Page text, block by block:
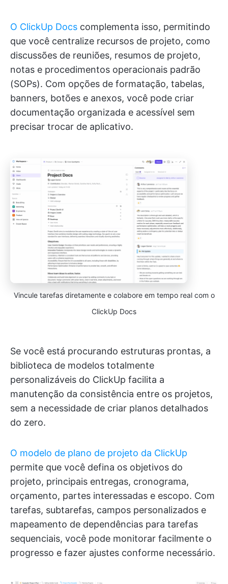
O ClickUp Docs complementa isso, permitindo
que você centralize recursos de projeto, como
discussões de reuniões, resumos de projeto,
notas e procedimentos operacionais padrão
(SOPs). Com opções de formatação, tabelas,
banners, botões e anexos, você pode criar
documentação organizada e acessível sem
precisar trocar de aplicativo.
Vincule tarefas diretamente e colabore em tempo real com o
ClickUp Docs
Se você está procurando estruturas prontas, a
biblioteca de modelos totalmente
personalizáveis do ClickUp facilita a
manutenção da consistência entre os projetos,
sem a necessidade de criar planos detalhados
do zero.
O modelo de plano de projeto da ClickUp
permite que você defina os objetivos do
projeto, principais entregas, cronograma,
orçamento, partes interessadas e escopo. Com
tarefas, subtarefas, campos personalizados e
mapeamento de dependências para tarefas
sequenciais, você pode monitorar facilmente o
progresso e fazer ajustes conforme necessário.